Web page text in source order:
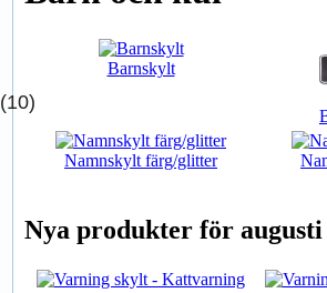
Barnskylt
Namnskylt färg/glitter
Nya produkter för augusti
(10)